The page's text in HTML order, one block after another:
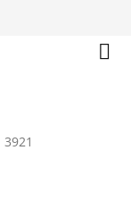
3921